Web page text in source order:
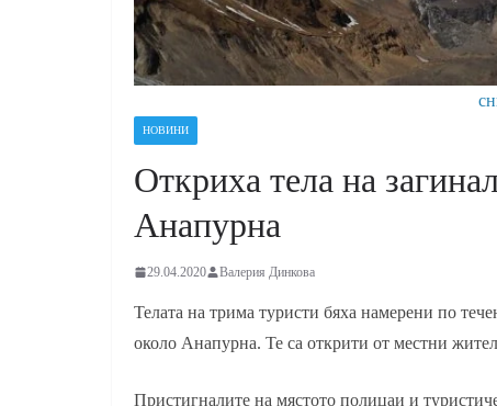
НОВИНИ
Откриха тела на
Анапурна
29.04.2020 Валерия Динкова
Телата на трима туристи бяха намерени по
около Анапурна. Те са открити от местни
Пристигналите на мястото полицаи и